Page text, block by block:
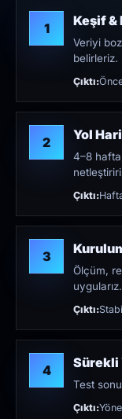
1 Keşif &
Veriyi
belirleriz.
Çıktı:
2 Yol
4–8
Çıktı:
3
Ölçüm,
uygularız.
Çıktı:
4 Sürekli
Test
Çıktı: